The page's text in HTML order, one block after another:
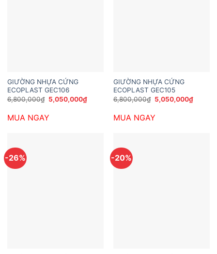
GIƯỜNG NHỰA CỨNG
ECOPLAST GEC106
6,800,000₫ Giá
gốc
6,800,000₫.
5,050,000₫Giá
hiện
MUA NGAY
GIƯỜNG NHỰA CỨNG
ECOPLAST GEC105
6,800,000₫ Giá
gốc
6,800,000₫.
5,050,000₫Giá
hiện
MUA NGAY
-26% -20%